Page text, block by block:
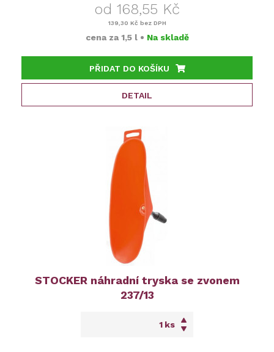
od 168,55 Kč
139,30 Kč bez DPH
cena za 1,5 l • Na skladě
PŘIDAT DO KOŠÍKU
DETAIL
STOCKER náhradní tryska se zvonem
237/13
ks